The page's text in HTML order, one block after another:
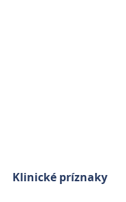
Klinické príznaky